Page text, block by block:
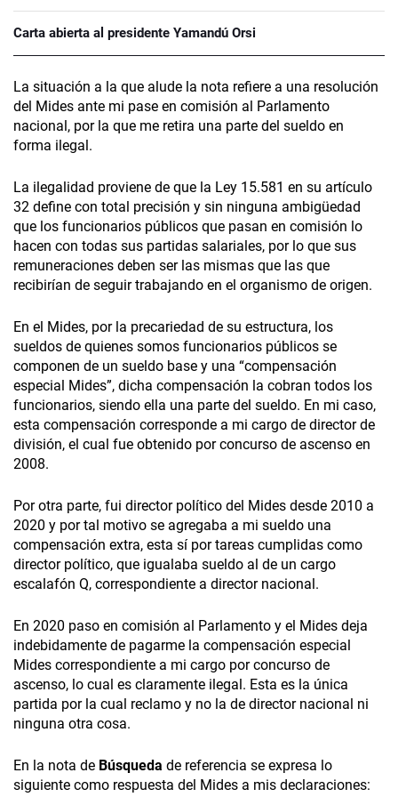
Carta abierta al presidente Yamandú Orsi
La situación a la que alude la nota refiere a una resolución
del Mides ante mi pase en comisión al Parlamento
nacional, por la que me retira una parte del sueldo en
forma ilegal.
La ilegalidad proviene de que la Ley 15.581 en su artículo
32 define con total precisión y sin ninguna ambigüedad
que los funcionarios públicos que pasan en comisión lo
hacen con todas sus partidas salariales, por lo que sus
remuneraciones deben ser las mismas que las que
recibirían de seguir trabajando en el organismo de origen.
En el Mides, por la precariedad de su estructura, los
sueldos de quienes somos funcionarios públicos se
componen de un sueldo base y una “compensación
especial Mides”, dicha compensación la cobran todos los
funcionarios, siendo ella una parte del sueldo. En mi caso,
esta compensación corresponde a mi cargo de director de
división, el cual fue obtenido por concurso de ascenso en
2008.
Por otra parte, fui director político del Mides desde 2010 a
2020 y por tal motivo se agregaba a mi sueldo una
compensación extra, esta sí por tareas cumplidas como
director político, que igualaba sueldo al de un cargo
escalafón Q, correspondiente a director nacional.
En 2020 paso en comisión al Parlamento y el Mides deja
indebidamente de pagarme la compensación especial
Mides correspondiente a mi cargo por concurso de
ascenso, lo cual es claramente ilegal. Esta es la única
partida por la cual reclamo y no la de director nacional ni
ninguna otra cosa.
En la nota de Búsqueda de referencia se expresa lo
siguiente como respuesta del Mides a mis declaraciones: